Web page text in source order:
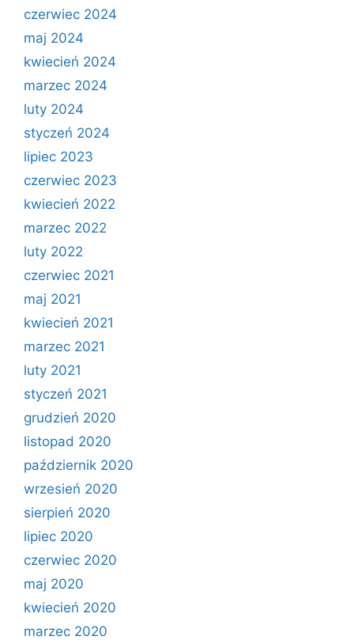
czerwiec 2024
maj 2024
kwiecień 2024
marzec 2024
luty 2024
styczeń 2024
lipiec 2023
czerwiec 2023
kwiecień 2022
marzec 2022
luty 2022
czerwiec 2021
maj 2021
kwiecień 2021
marzec 2021
luty 2021
styczeń 2021
grudzień 2020
listopad 2020
październik 2020
wrzesień 2020
sierpień 2020
lipiec 2020
czerwiec 2020
maj 2020
kwiecień 2020
marzec 2020